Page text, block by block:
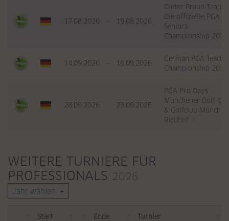
17.08.2026 — 19.08.2026
Dieter Praun
Die offizielle PGA
Seniors
Championship
14.09.2026 — 16.09.2026
German PGA
Championship
28.09.2026 — 29.09.2026
PGA Pro Days
Münchener Golf
& Golfclub
Riedhof
WEITERE TURNIERE FÜR
PROFESSIONALS 2026
Jahr wählen
Start Ende Turnier